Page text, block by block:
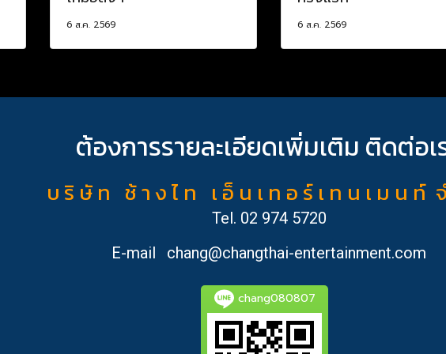
6 ส.ค. 2569 6 ส.ค. 2569
ต้องการรายละเอียดเพิ่มเติม ติดต่อเ
บ ริ ษั ท ช้ า ง ไ ท เ อ็ น เ ท อ ร์ เ ท น เ ม น ท์
Tel. 02 974 5720
E-mail
chang@changthai-entertainment.com
chang080807